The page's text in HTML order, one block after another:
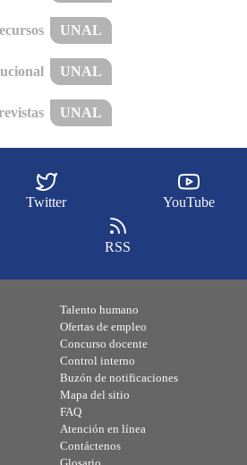
UNAL
UNAL
UNAL
Twitter YouTube
RSS
Talento humano
Ofertas de empleo
Concurso docente
Control interno
Buzón de notificaciones
Mapa del sitio
FAQ
Atención en línea
Contáctenos